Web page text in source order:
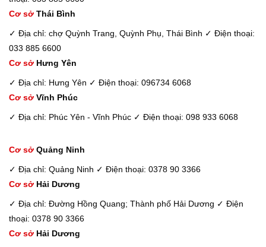
Cơ sở Thái Bình
✓ Địa chỉ: chợ Quỳnh Trang, Quỳnh Phụ, Thái Bình ✓ Điện thoại:
033 885 6600
Cơ sở Hưng Yên
✓ Địa chỉ: Hưng Yên ✓ Điện thoại: 096734 6068
Cơ sở Vĩnh Phúc
✓ Địa chỉ: Phúc Yên - Vĩnh Phúc ✓ Điện thoại: 098 933 6068
Cơ sở Quảng Ninh
✓ Địa chỉ: Quảng Ninh ✓ Điện thoại: 0378 90 3366
Cơ sở Hải Dương
✓ Địa chỉ: Đường Hồng Quang; Thành phố Hải Dương ✓ Điện
thoại: 0378 90 3366
Cơ sở Hải Dương